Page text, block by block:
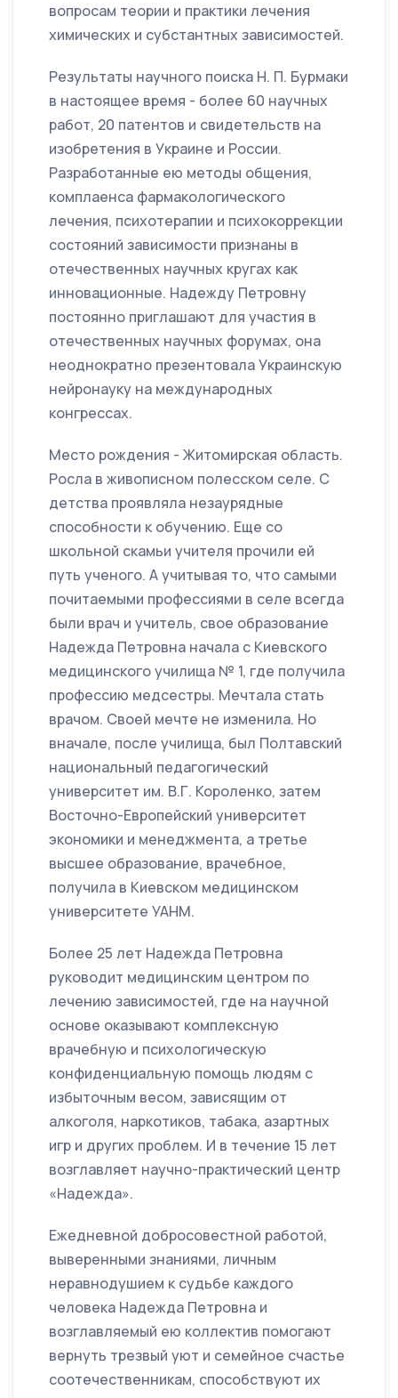
вопросам теории и практики лечения
химических и субстантных зависимостей.
Результаты научного поиска Н. П. Бурмаки
в настоящее время - более 60 научных
работ, 20 патентов и свидетельств на
изобретения в Украине и России.
Разработанные ею методы общения,
комплаенса фармакологического
лечения, психотерапии и психокоррекции
состояний зависимости признаны в
отечественных научных кругах как
инновационные. Надежду Петровну
постоянно приглашают для участия в
отечественных научных форумах, она
неоднократно презентовала Украинскую
нейронауку на международных
конгрессах.
Место рождения - Житомирская область.
Росла в живописном полесском селе. С
детства проявляла незаурядные
способности к обучению. Еще со
школьной скамьи учителя прочили ей
путь ученого. А учитывая то, что самыми
почитаемыми профессиями в селе всегда
были врач и учитель, свое образование
Надежда Петровна начала с Киевского
медицинского училища № 1, где получила
профессию медсестры. Мечтала стать
врачом. Своей мечте не изменила. Но
вначале, после училища, был Полтавский
национальный педагогический
университет им. В.Г. Короленко, затем
Восточно-Европейский университет
экономики и менеджмента, а третье
высшее образование, врачебное,
получила в Киевском медицинском
университете УАНМ.
Более 25 лет Надежда Петровна
руководит медицинским центром по
лечению зависимостей, где на научной
основе оказывают комплексную
врачебную и психологическую
конфиденциальную помощь людям с
избыточным весом, зависящим от
алкоголя, наркотиков, табака, азартных
игр и других проблем. И в течение 15 лет
возглавляет научно-практический центр
«Надежда».
Ежедневной добросовестной работой,
выверенными знаниями, личным
неравнодушием к судьбе каждого
человека Надежда Петровна и
возглавляемый ею коллектив помогают
вернуть трезвый уют и семейное счастье
соотечественникам, способствуют их